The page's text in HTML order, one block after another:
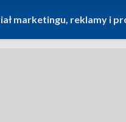
marketingu, reklamy i